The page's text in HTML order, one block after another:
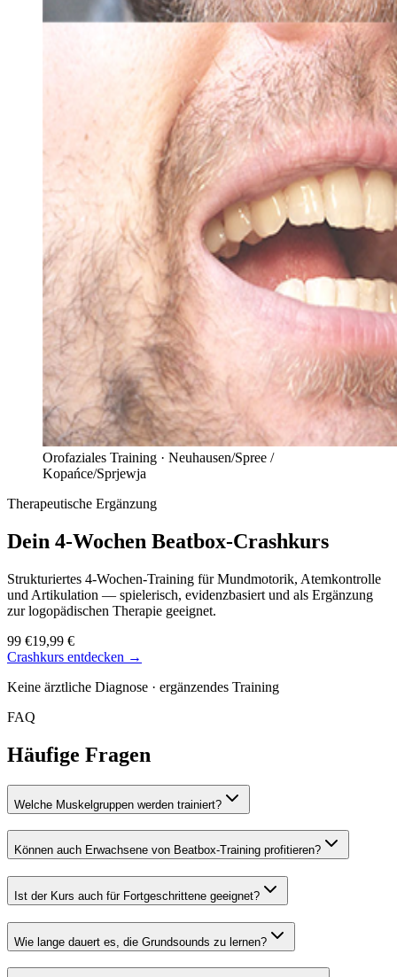
Orofaziales Training · Neuhausen/Spree /
Kopańce/Sprjewja
Therapeutische Ergänzung
Dein 4-Wochen Beatbox-Crashkurs
Strukturiertes 4-Wochen-Training für Mundmotorik, Atemkontrolle
und Artikulation — spielerisch, evidenzbasiert und als Ergänzung
zur logopädischen Therapie geeignet.
99 €19,99 €
Crashkurs entdecken →
Keine ärztliche Diagnose · ergänzendes Training
FAQ
Häufige Fragen
Welche Muskelgruppen werden trainiert?
Können auch Erwachsene von Beatbox-Training profitieren?
Ist der Kurs auch für Fortgeschrittene geeignet?
Wie lange dauert es, die Grundsounds zu lernen?